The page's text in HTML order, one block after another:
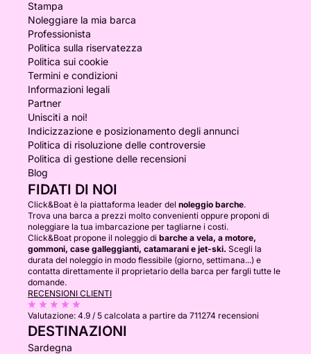
Stampa
Noleggiare la mia barca
Professionista
Politica sulla riservatezza
Politica sui cookie
Termini e condizioni
Informazioni legali
Partner
Unisciti a noi!
Indicizzazione e posizionamento degli annunci
Politica di risoluzione delle controversie
Politica di gestione delle recensioni
Blog
FIDATI DI NOI
Click&Boat è la piattaforma leader del noleggio barche.
Trova una barca a prezzi molto convenienti oppure proponi di
noleggiare la tua imbarcazione per tagliarne i costi.
Click&Boat propone il noleggio di barche a vela, a motore,
gommoni, case galleggianti, catamarani e jet-ski. Scegli la
durata del noleggio in modo flessibile (giorno, settimana...) e
contatta direttamente il proprietario della barca per fargli tutte le
domande.
RECENSIONI CLIENTI
Valutazione: 4.9 / 5 calcolata a partire da 711274 recensioni
DESTINAZIONI
Sardegna